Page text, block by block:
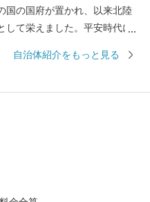
国の国府が置かれ、以来北陸
て栄えました。平安時代に
地でもあります。 産業面で
な緑や清らかな水など、美
をシンボルに「生きものと共
・文化創造都市宣言」を行い
自治体紹介をもっと見る